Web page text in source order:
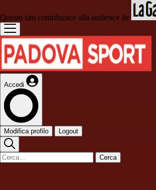
Questo sito contribuisce alla audience de
Accedi
Modifica profilo Logout
Cerca